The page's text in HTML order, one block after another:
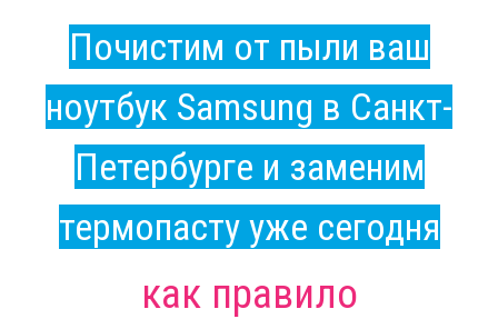
Почистим от пыли ваш
ноутбук Samsung в Санкт-
Петербурге и заменим
термопасту уже сегодня
как правило